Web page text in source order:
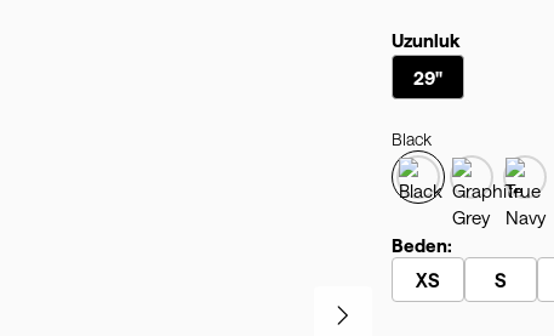
Uzunluk
29"
Black
Beden:
XS S